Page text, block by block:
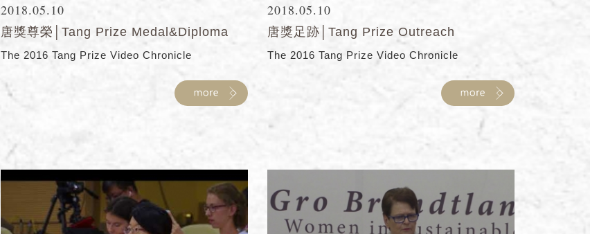
2018.05.10
唐獎尊榮│Tang Prize Medal&Diploma
The 2016 Tang Prize Video Chronicle
2018.05.10
唐獎足跡│Tang Prize Outreach
The 2016 Tang Prize Video Chronicle